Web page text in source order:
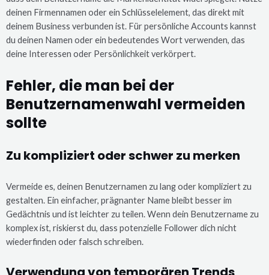
deinen Firmennamen oder ein Schlüsselelement, das direkt mit
deinem Business verbunden ist. Für persönliche Accounts kannst
du deinen Namen oder ein bedeutendes Wort verwenden, das
deine Interessen oder Persönlichkeit verkörpert.
Fehler, die man bei der
Benutzernamenwahl vermeiden
sollte
Zu kompliziert oder schwer zu merken
Vermeide es, deinen Benutzernamen zu lang oder kompliziert zu
gestalten. Ein einfacher, prägnanter Name bleibt besser im
Gedächtnis und ist leichter zu teilen. Wenn dein Benutzername zu
komplex ist, riskierst du, dass potenzielle Follower dich nicht
wiederfinden oder falsch schreiben.